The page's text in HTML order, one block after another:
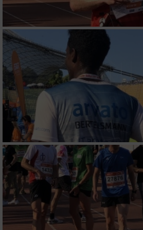
Messung der Performance von
Analyse von Zielgruppen durch
oder Kombinationen von Daten aus
verschiedenen Quellen
Entwicklung und Verbesserung der
Verwendung reduzierter Daten zur
von Inhalten
IAB-Besonderheiten:
Verwendung genauer Standortdaten
Geräte anhand von aktiv
Informationen identifizieren
Nicht-IAB-Verarbeitungszwecke: